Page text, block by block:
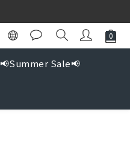
📢Summer Sale📢